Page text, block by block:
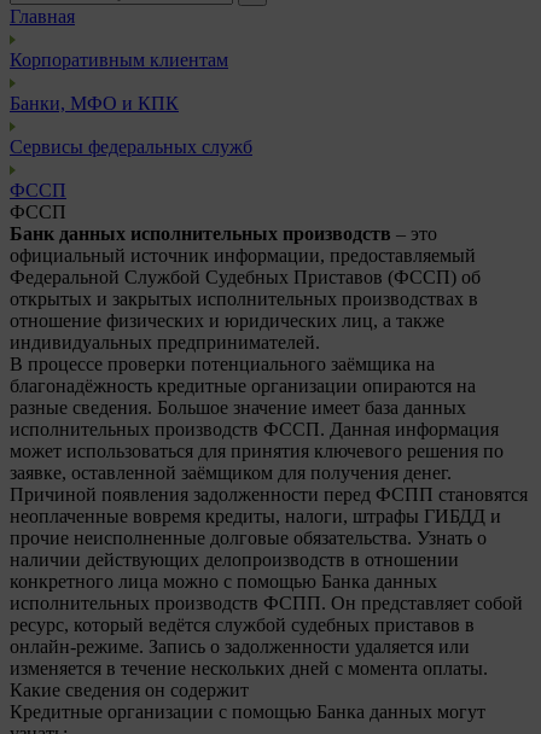
Главная
Корпоративным клиентам
Банки, МФО и КПК
Сервисы федеральных служб
ФССП
ФССП
Банк данных исполнительных производств – это
официальный источник информации, предоставляемый
Федеральной Службой Судебных Приставов (ФССП) об
открытых и закрытых исполнительных производствах в
отношение физических и юридических лиц, а также
индивидуальных предпринимателей.
В процессе проверки потенциального заёмщика на
благонадёжность кредитные организации опираются на
разные сведения. Большое значение имеет база данных
исполнительных производств ФССП. Данная информация
может использоваться для принятия ключевого решения по
заявке, оставленной заёмщиком для получения денег.
Причиной появления задолженности перед ФСПП становятся
неоплаченные вовремя кредиты, налоги, штрафы ГИБДД и
прочие неисполненные долговые обязательства. Узнать о
наличии действующих делопроизводств в отношении
конкретного лица можно с помощью Банка данных
исполнительных производств ФСПП. Он представляет собой
ресурс, который ведётся службой судебных приставов в
онлайн-режиме. Запись о задолженности удаляется или
изменяется в течение нескольких дней с момента оплаты.
Какие сведения он содержит
Кредитные организации с помощью Банка данных могут